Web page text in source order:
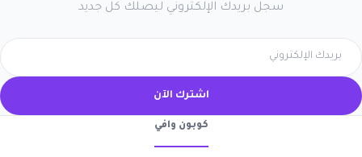
سجل بريدك الإلكتروني ليصلك كل جديد
اشترك الآن
كوبون وافي